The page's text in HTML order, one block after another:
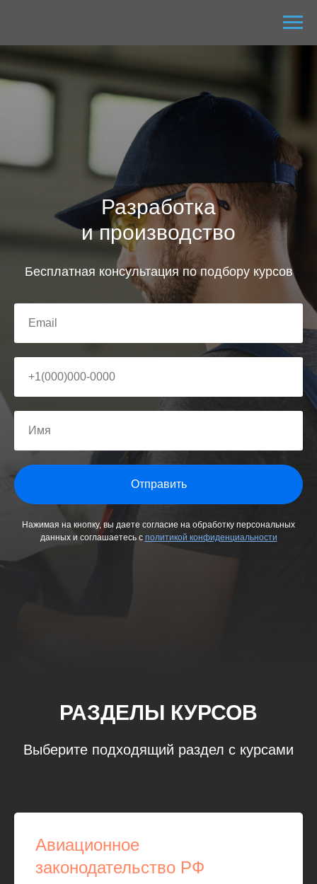
Разработка
и производство
Бесплатная консультация по подбору курсов
Отправить
Нажимая на кнопку, вы даете согласие на обработку персональных
данных и соглашаетесь c политикой конфиденциальности
РАЗДЕЛЫ КУРСОВ
Выберите подходящий раздел с курсами
Авиационное
законодательство РФ